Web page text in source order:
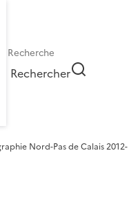
Rechercher
Nord-Pas de Calais 2012-